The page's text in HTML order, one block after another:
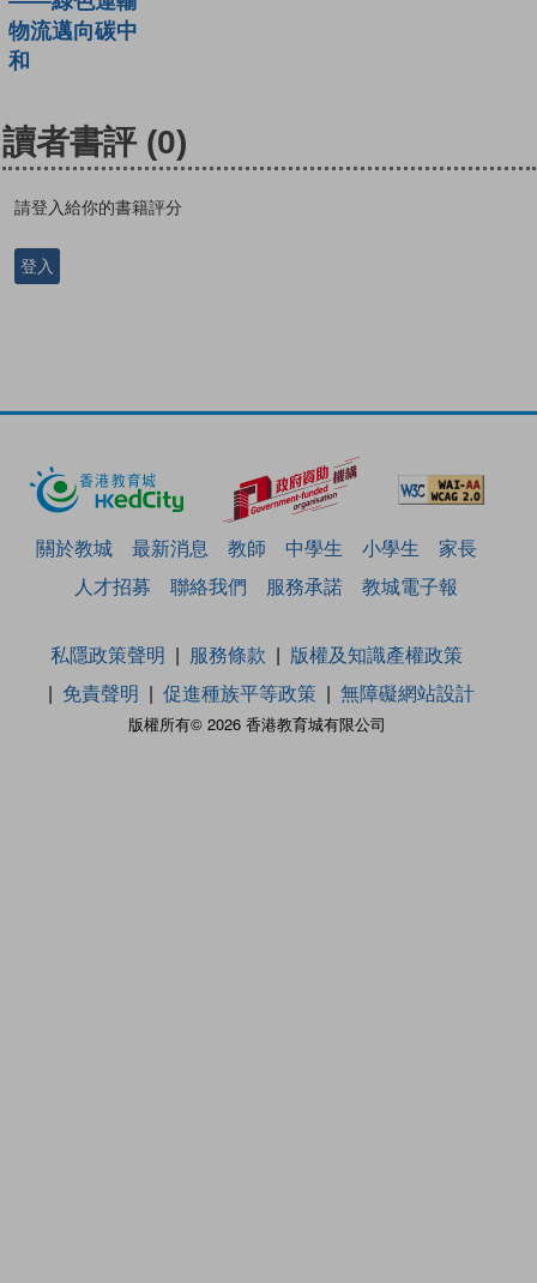
物流邁向碳中
和
讀者書評 (0)
請登入給你的書籍評分
登入
關於教城 最新消息 教師 中學生 小學生
家長
人才招募
聯絡我們 服務承諾 教城電子報
版權所有© 2026 香港教育城有限公司
私隱政策聲明 服務條款
版權及知識產權政策
免責聲明
促進種族平等政策 無障礙網站設計